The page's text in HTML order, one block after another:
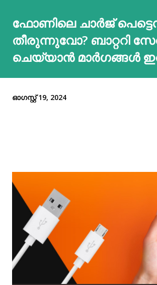
ഫോണിലെ ചാർജ്
തീരുന്നുവോ? ബാറ്ററി
ചെയ്യാൻ മാർഗങ്ങൾ
ഓഗസ്റ്റ് 19, 2024